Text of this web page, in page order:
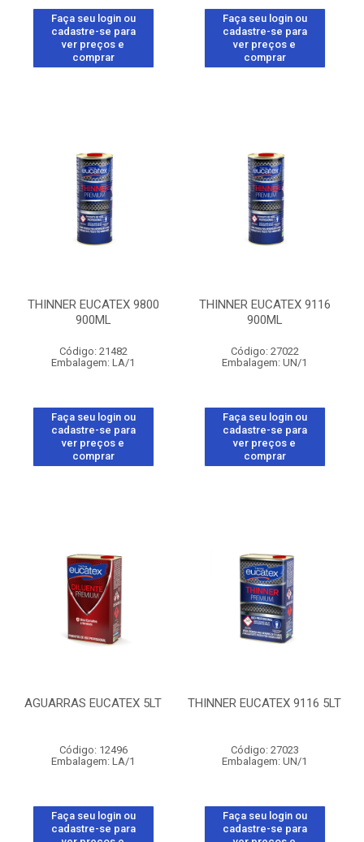
Faça seu login ou
cadastre-se para
ver preços e
comprar
Faça seu login ou
cadastre-se para
ver preços e
comprar
THINNER EUCATEX 9800
900ML
Código: 21482
Embalagem: LA/1
Faça seu login ou
cadastre-se para
ver preços e
comprar
THINNER EUCATEX 9116
900ML
Código: 27022
Embalagem: UN/1
Faça seu login ou
cadastre-se para
ver preços e
comprar
AGUARRAS EUCATEX 5LT
Código: 12496
Embalagem: LA/1
Faça seu login ou
cadastre-se para
THINNER EUCATEX 9116 5LT
Código: 27023
Embalagem: UN/1
Faça seu login ou
cadastre-se para